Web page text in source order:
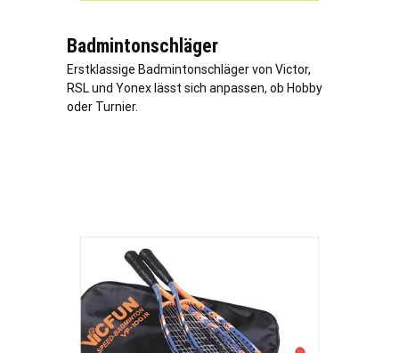
Badmintonschläger
Erstklassige Badmintonschläger von Victor,
RSL und Yonex lässt sich anpassen, ob Hobby
oder Turnier.